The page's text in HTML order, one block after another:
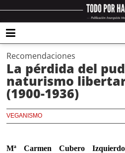
Recomendaciones
La pérdida del
naturismo
(1900-1936)
VEGANISMO
Mª Carmen Cubero